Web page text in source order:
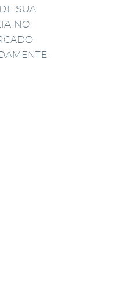
SUA
NO